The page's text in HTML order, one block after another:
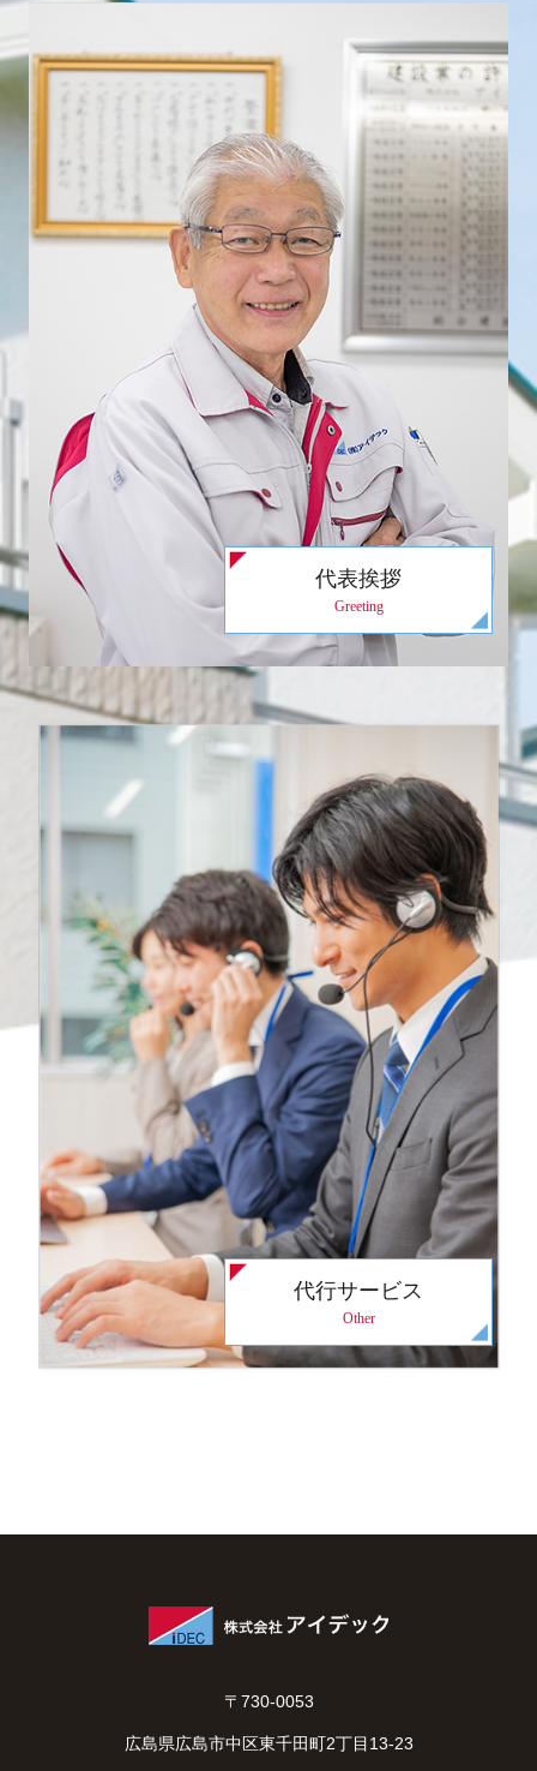
代表挨拶
Greeting
代行サービス
Other
〒730-0053
広島県広島市中区東千田町2丁目13-23